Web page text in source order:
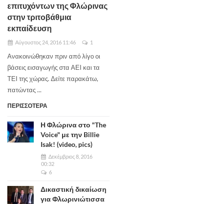
επιτυχόντων της Φλώρινας
στην τριτοβάθμια
εκπαίδευση
Αύγουστος 24, 2016 11:46 1
Ανακοινώθηκαν πριν από λίγο οι
βάσεις εισαγωγής στα ΑΕΙ και τα
ΤΕΙ της χώρας. Δείτε παρακάτω,
πατώντας ...
ΠΕΡΙΣΣΟΤΕΡΑ
Η Φλώρινα στο "The
Voice" με την Billie
Isak! (video, pics)
Δεκέμβριος 8, 2016
00:32
6
Δικαστική δικαίωση
για Φλωρινιώτισσα